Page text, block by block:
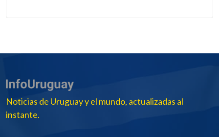
Noticias de Uruguay y el mundo, actualizadas al
instante.